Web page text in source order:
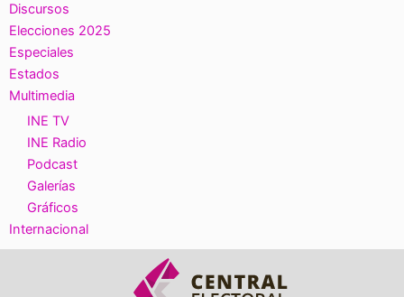
Discursos
Elecciones 2025
Especiales
Estados
Multimedia
INE TV
INE Radio
Podcast
Galerías
Gráficos
Internacional